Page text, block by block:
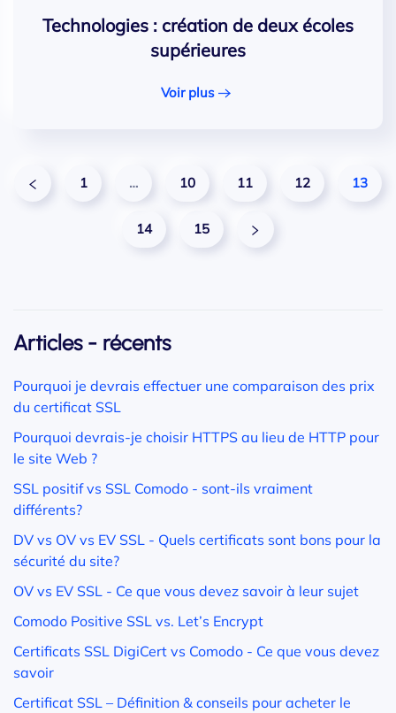
Technologies : création de deux écoles
supérieures
Voir plus
1 … 10 11 12 13
14 15
Articles - récents
Pourquoi je devrais effectuer une comparaison des prix
du certificat SSL
Pourquoi devrais-je choisir HTTPS au lieu de HTTP pour
le site Web ?
SSL positif vs SSL Comodo - sont-ils vraiment
différents?
DV vs OV vs EV SSL - Quels certificats sont bons pour la
sécurité du site?
OV vs EV SSL - Ce que vous devez savoir à leur sujet
Comodo Positive SSL vs. Let’s Encrypt
Certificats SSL DigiCert vs Comodo - Ce que vous devez
savoir
Certificat SSL – Définition & conseils pour acheter le